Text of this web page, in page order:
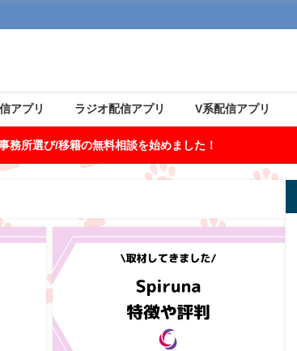
アプリ ラジオ配信アプリ V系配信アプリ
務所選び/移籍の無料相談を始めました！